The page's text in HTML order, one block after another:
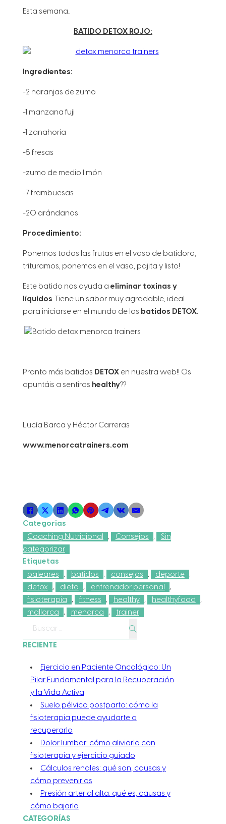
Esta semana..
BATIDO DETOX ROJO:
Ingredientes:
-2 naranjas de zumo
-1 manzana fuji
-1 zanahoria
-5 fresas
-zumo de medio limón
-7 frambuesas
-20 arándanos
Procedimiento:
Ponemos todas las frutas en el vaso de batidora,
trituramos, ponemos en el vaso, pajita y listo!
Este batido nos ayuda a eliminar toxinas y
líquidos. Tiene un sabor muy agradable, ideal
para iniciarse en el mundo de los batidos DETOX.
Pronto más batidos DETOXen nuestra web!! Os
apuntáis a sentiros healthy??
Lucía Barca y Héctor Carreras
www.menorcatrainers.com
Categorias
Coaching Nutricional
, Consejos ,
Sin
categorizar
Etiquetas
baleares
, batidos , consejos , deporte
,
detox
, dieta , entrenador personal
,
fisioterapia
, fitness , healthy , healthyfood
,
mallorca
, menorca , trainer
RECIENTE
Ejercicio en Paciente Oncológico: Un
Pilar Fundamental para la Recuperación
y la Vida Activa
Suelo pélvico postparto: cómo la
fisioterapia puede ayudarte a
recuperarlo
Dolor lumbar: cómo aliviarlo con
fisioterapia y ejercicio guiado
Cálculos renales: qué son, causas y
cómo prevenirlos
Presión arterial alta: qué es, causas y
cómo bajarla
CATEGORÍAS